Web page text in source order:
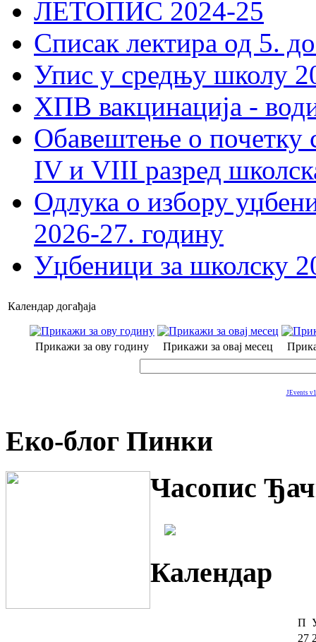
ЛЕТОПИС 2024-25
Списак лектира од 5.
Упис у средњу школу
ХПВ вакцинација -
Обавештење о почетку
IV и VIII разред
Одлука о избору
2026-27. годину
Уџбеници за школску
Календар догађаја
Прикажи за ову годину Прикажи за овај месец
JEvents
Еко-блог Пинки
Часопис
Календар
П
27